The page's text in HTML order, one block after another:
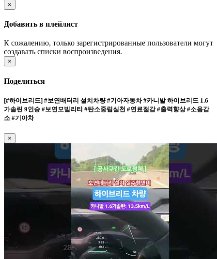
×
Добавить в плейлист
К сожалению, только зарегистрированные пользователи могут
создавать списки воспроизведения.
×
Поделиться
[#하이브리드] #보연배터리 설치차량 #기아자동차 #카니발 하이브리드 1.6
가솔린 9인승 #보연모빌리티 #탄소중립실천 #연료절감 #출력향상 #소음감
소 #기아차
×